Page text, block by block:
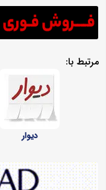
مرتبط با:
دیوار